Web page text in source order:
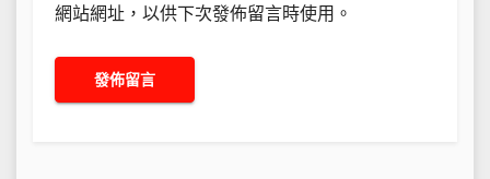
網站網址，以供下次發佈留言時使用。